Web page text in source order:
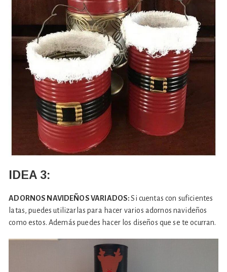
IDEA 3:
ADORNOS NAVIDEÑOS VARIADOS:Si cuentas con suficientes
latas, puedes utilizarlas para hacer varios adornos navideños
como estos. Además puedes hacer los diseños que se te ocurran.